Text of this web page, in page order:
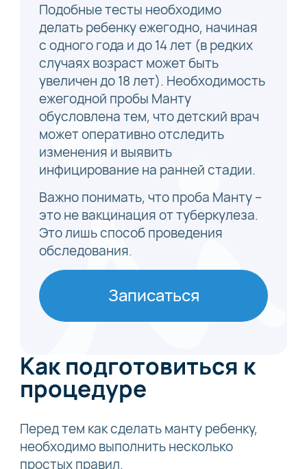
Подобные тесты необходимо
делать ребенку ежегодно, начиная
с одного года и до 14 лет (в редких
случаях возраст может быть
увеличен до 18 лет). Необходимость
ежегодной пробы Манту
обусловлена тем, что детский врач
может оперативно отследить
изменения и выявить
инфицирование на ранней стадии.
Важно понимать, что проба Манту –
это не вакцинация от туберкулеза.
Это лишь способ проведения
обследования.
Записаться
Как подготовиться к
процедуре
Перед тем как сделать манту ребенку,
необходимо выполнить несколько
простых правил.